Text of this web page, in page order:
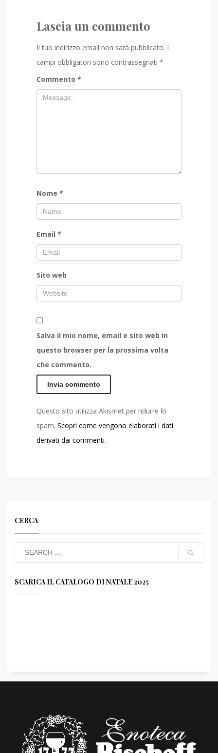
Lascia un commento
Il tuo indirizzo email non sarà pubblicato. I
campi obbligatori sono contrassegnati *
Commento *
Nome *
Email *
Sito web
Salva il mio nome, email e sito web in
questo browser per la prossima volta
che commento.
Questo sito utilizza Akismet per ridurre lo
spam. Scopri come vengono elaborati i dati
derivati dai commenti.
CERCA
SCARICA IL CATALOGO DI NATALE 2025